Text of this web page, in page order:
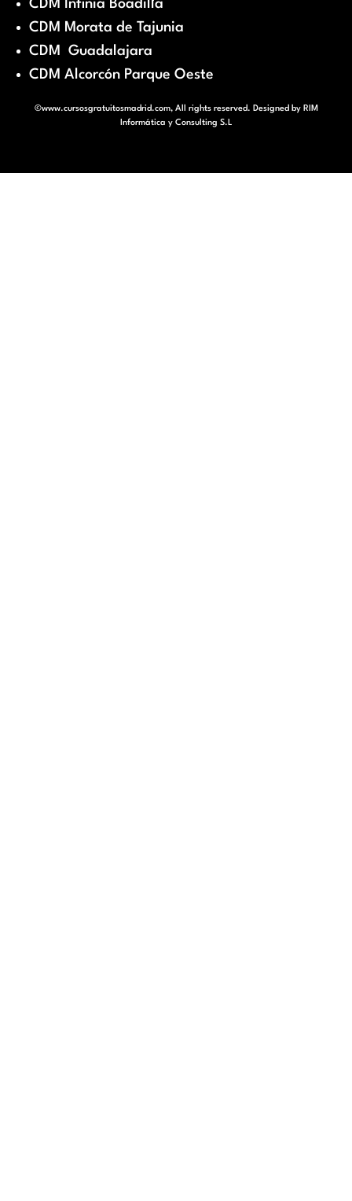
CDM Infinia Boadilla
CDM Morata de Tajunia
CDM Guadalajara
CDM Alcorcón Parque Oeste
©www.cursosgratuitosmadrid.com, All rights reserved. Designed by RIM
Informática y Consulting S.L